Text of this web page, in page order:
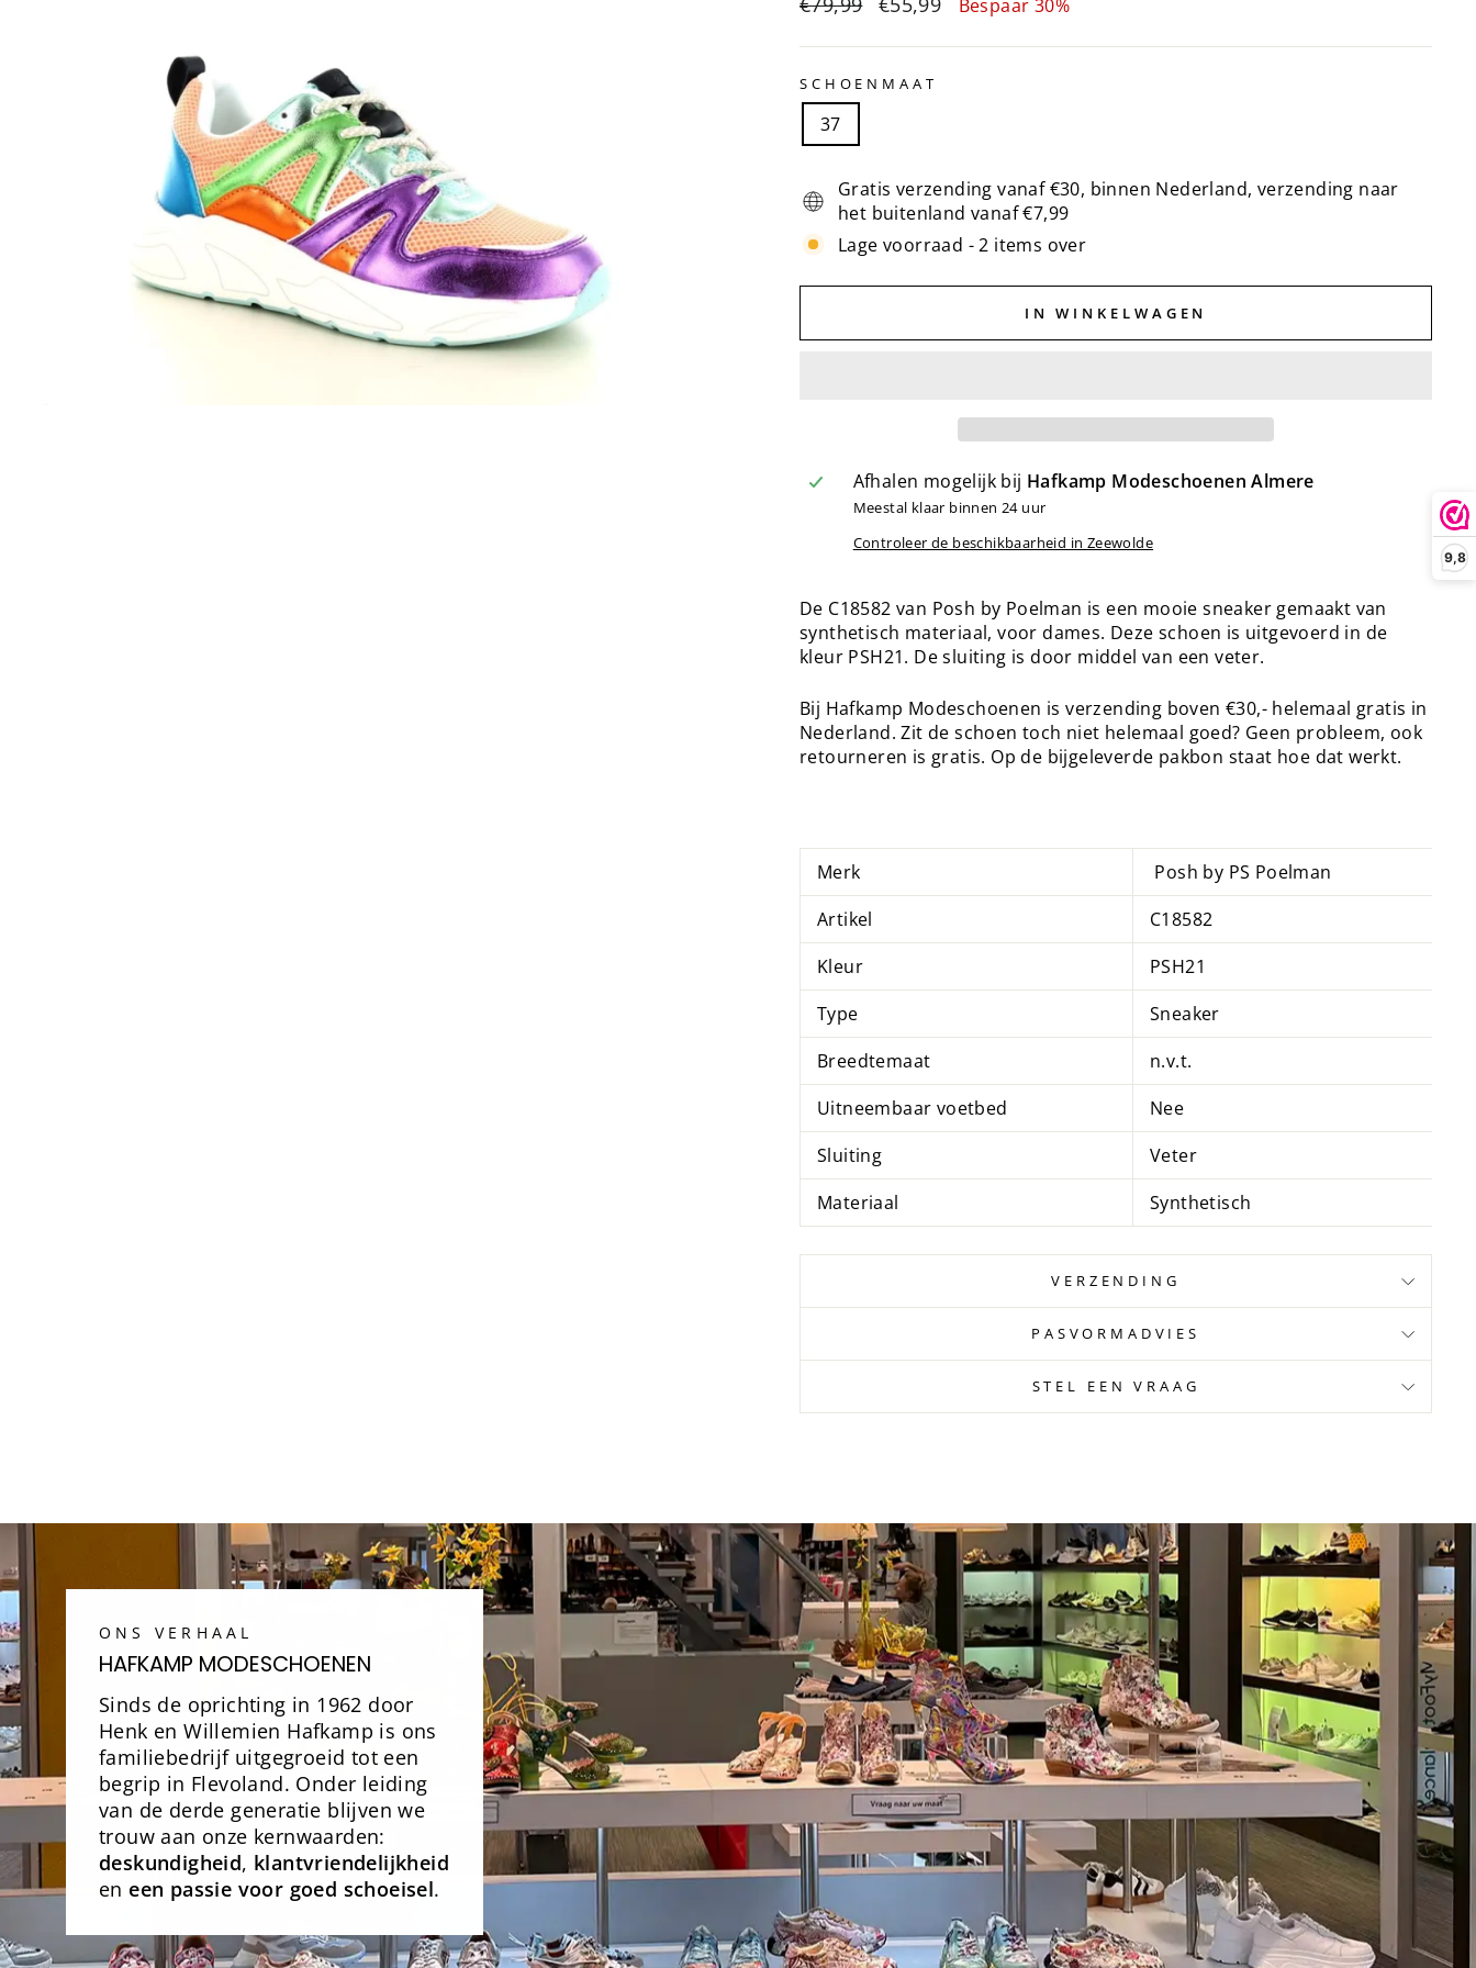
9,8
Bespaar 30%
SCHOENMAAT
37
Gratis verzending vanaf €30, binnen Nederland, verzending naar
het buitenland vanaf €7,99
Lage voorraad - 2 items over
IN WINKELWAGEN
Afhalen mogelijk bij Hafkamp Modeschoenen Almere
Meestal klaar binnen 24 uur
Controleer de beschikbaarheid in Zeewolde
De C18582 van Posh by Poelman is een mooie sneaker gemaakt van
synthetisch materiaal, voor dames. Deze schoen is uitgevoerd in de
kleur PSH21. De sluiting is door middel van een veter.
Bij Hafkamp Modeschoenen is verzending boven €30,- helemaal gratis in
Nederland. Zit de schoen toch niet helemaal goed? Geen probleem, ook
retourneren is gratis. Op de bijgeleverde pakbon staat hoe dat werkt.
Merk
Posh by PS Poelman
Artikel
C18582
Kleur
PSH21
Type
Sneaker
Breedtemaat
n.v.t.
Uitneembaar voetbed
Nee
Sluiting
Veter
Materiaal
Synthetisch
VERZENDING
PASVORMADVIES
STEL EEN VRAAG
ONS VERHAAL
HAFKAMP MODESCHOENEN
Sinds de oprichting in 1962 door
Henk en Willemien Hafkamp is ons
familiebedrijf uitgegroeid tot een
begrip in Flevoland. Onder leiding
van de derde generatie blijven we
trouw aan onze kernwaarden:
deskundigheid, klantvriendelijkheid
en een passie voor goed schoeisel.